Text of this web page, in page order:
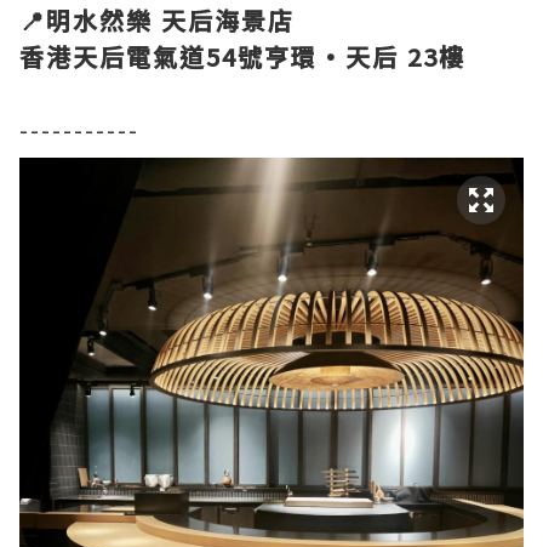
📍明水然樂 天后海景店
香港天后電氣道54號亨環·天后 23樓
-----------